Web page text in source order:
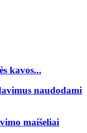
kavos...
naudodami
maišeliai